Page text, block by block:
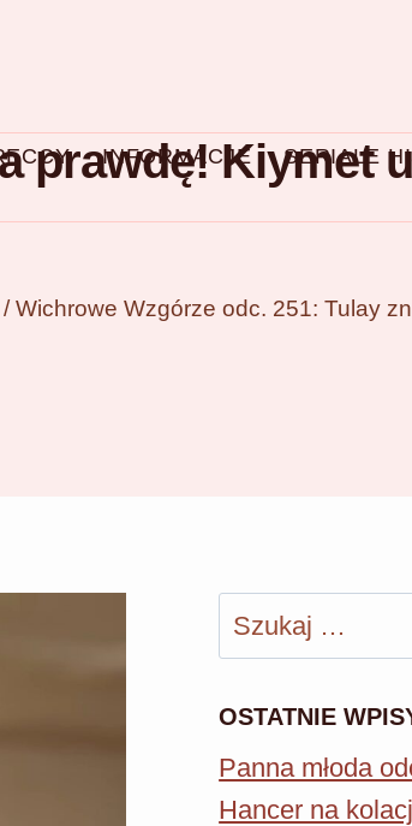
INFORMACJE
SERIALE
prawdę! Kiymet
/ Wichrowe Wzgórze odc. 251: Tulay
Szukaj:
OSTATNIE
Panna młoda
Hancer na